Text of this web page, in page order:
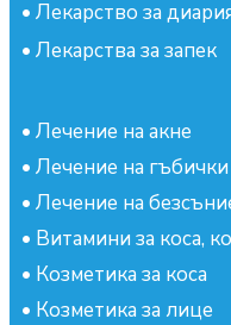
• Лекарство за
• Лекарства за запек
• Лечение на акне
• Лечение на гъбички
• Лечение на
• Витамини за коса,
• Козметика за коса
• Козметика за лице